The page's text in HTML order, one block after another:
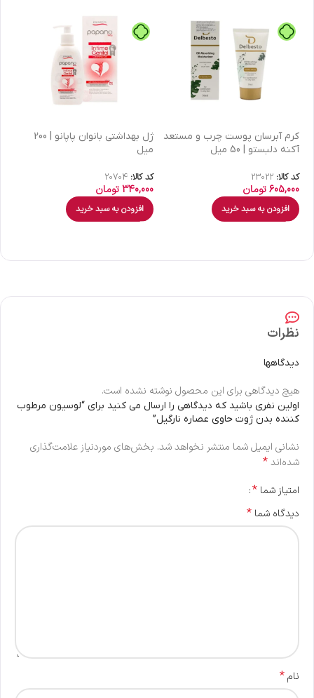
كرم آبرسان پوست چرب و مستعد
آکنه دلبستو | 50 میل
کد کالا: 23022
605,000تومان
افزودن به سبد خرید
ژل بهداشتی بانوان پاپانو | 200
میل
کد کالا: 20704
340,000تومان
افزودن به سبد خرید
نظرات
دیدگاهها
هیچ دیدگاهی برای این محصول نوشته نشده است.
اولین نفری باشید که دیدگاهی را ارسال می کنید برای “لوسیون مرطوب
کننده بدن ژوت حاوی عصاره نارگیل”
نشانی ایمیل شما منتشر نخواهد شد. بخش‌های موردنیاز علامت‌گذاری
شده‌اند*
امتیاز شما *
دیدگاه شما *
نام*